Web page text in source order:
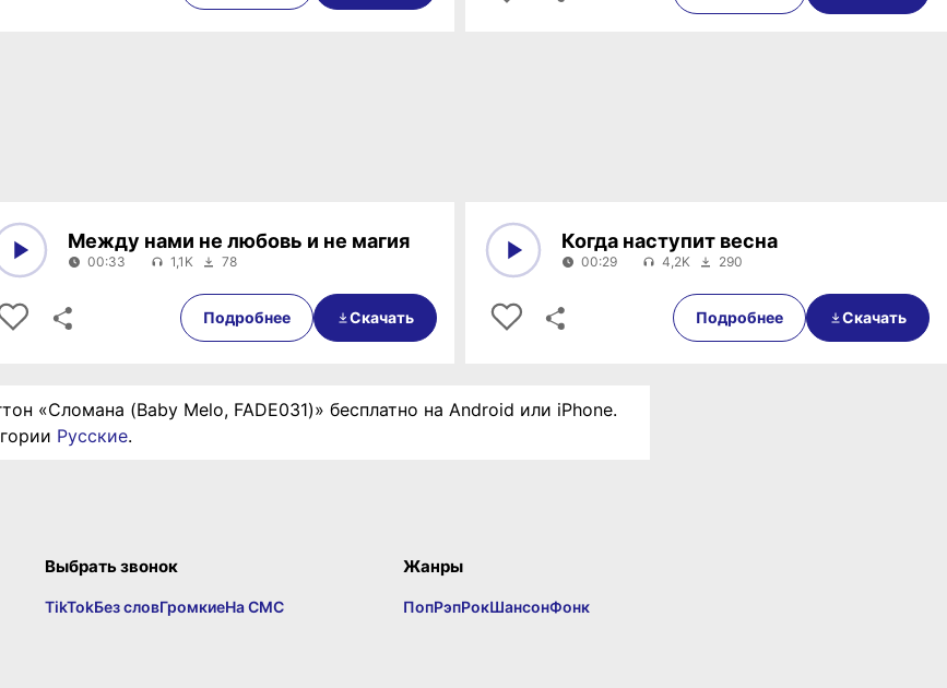
00:33
Между нами не любовь и не магия
00:33 1,1K 78
Подробнее Скачать
00:29
Когда наступит весна
00:29 4,2K 290
Подробнее Скачать
«Сломана (Baby Melo, FADE031)» бесплатно на Android или iPhone.
Русские.
Выбрать звонок
TikTokБез словГромкиеНа СМС
Жанры
ПопРэпРокШансонФонк